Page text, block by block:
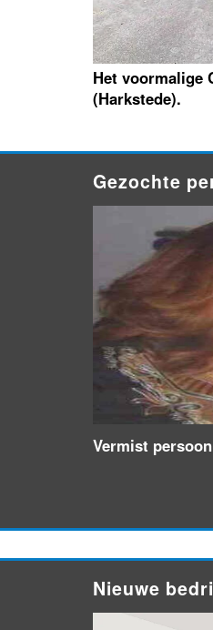
Het voormalige
(Harkstede).
Gezochte
Vermist
Nieuwe